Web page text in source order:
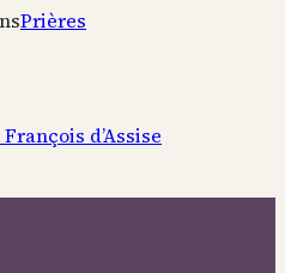
Prières
d’Assise